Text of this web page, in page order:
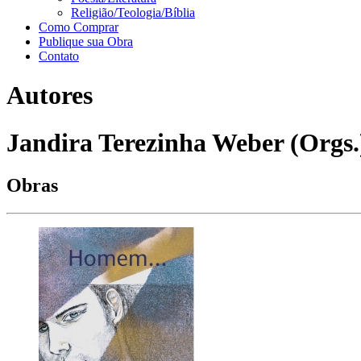
Religião/Teologia/Bíblia
Como Comprar
Publique sua Obra
Contato
Autores
Jandira Terezinha Weber
Obras